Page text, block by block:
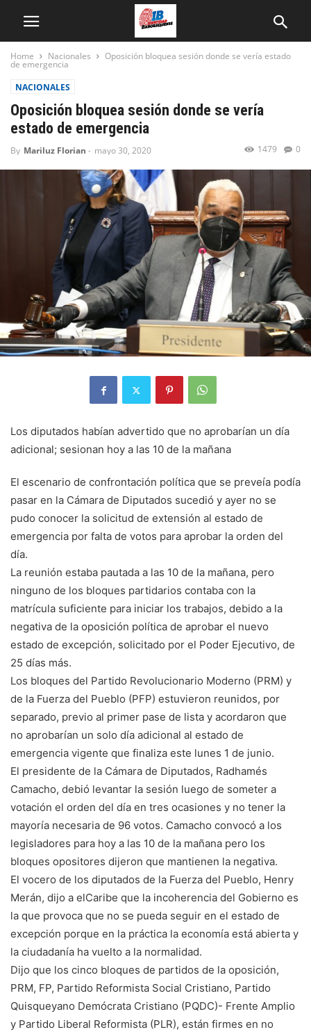
Home Nacionales Oposición bloquea sesión donde se vería estado
de emergencia
NACIONALES
Oposición bloquea sesión donde se vería
estado de emergencia
By Mariluz Florian - mayo 30, 2020 0
1479
Los diputados habían advertido que no aprobarían un día
adicional; sesionan hoy a las 10 de la mañana
El escenario de confrontación política que se preveía podía
pasar en la Cámara de Diputados sucedió y ayer no se
pudo conocer la solicitud de extensión al estado de
emergencia por falta de votos para aprobar la orden del
día.
La reunión estaba pautada a las 10 de la mañana, pero
ninguno de los bloques partidarios contaba con la
matrícula suficiente para iniciar los trabajos, debido a la
negativa de la oposición política de aprobar el nuevo
estado de excepción, solicitado por el Poder Ejecutivo, de
25 días más.
Los bloques del Partido Revolucionario Moderno (PRM) y
de la Fuerza del Pueblo (PFP) estuvieron reunidos, por
separado, previo al primer pase de lista y acordaron que
no aprobarían un solo día adicional al estado de
emergencia vigente que finaliza este lunes 1 de junio.
El presidente de la Cámara de Diputados, Radhamés
Camacho, debió levantar la sesión luego de someter a
votación el orden del día en tres ocasiones y no tener la
mayoría necesaria de 96 votos. Camacho convocó a los
legisladores para hoy a las 10 de la mañana pero los
bloques opositores dijeron que mantienen la negativa.
El vocero de los diputados de la Fuerza del Pueblo, Henry
Merán, dijo a elCaribe que la incoherencia del Gobierno es
la que provoca que no se pueda seguir en el estado de
excepción porque en la práctica la economía está abierta y
la ciudadanía ha vuelto a la normalidad.
Dijo que los cinco bloques de partidos de la oposición,
PRM, FP, Partido Reformista Social Cristiano, Partido
Quisqueyano Demócrata Cristiano (PQDC)- Frente Amplio
y Partido Liberal Reformista (PLR), están firmes en no